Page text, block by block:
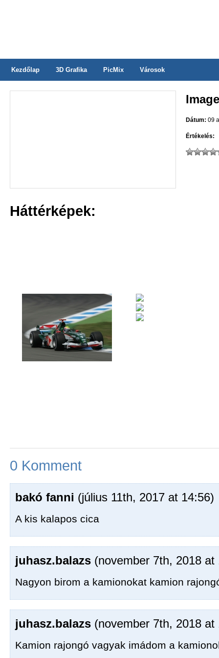
Kezdőlap 3D Grafika PicMix Városok
Dátum: 09
Értékelés:
Háttérképek:
0 Komment
bakó fanni (július 11th, 2017 at 14:56)
A kis kalapos cica
juhasz.balazs (november 7th, 2018 at
Nagyon birom a kamionokat kamion
juhasz.balazs (november 7th, 2018 at
Kamion rajongó vagyak imádom a